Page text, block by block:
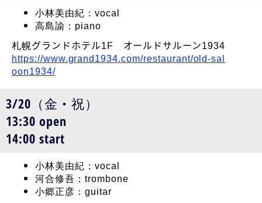
小林美由紀：vocal
高島諭：piano
札幌グランドホテル1F オールドサルーン1934
https://www.grand1934.com/restaurant/old-sal
oon1934/
3/20（金・祝）
13:30 open
14:00 start
小林美由紀：vocal
河合修吾：trombone
小郷正彦：guitar